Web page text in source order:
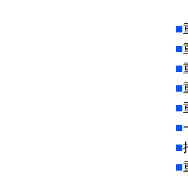
■
■
■
■
■
■
■
■